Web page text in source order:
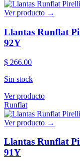
Ver producto →
Llantas Runflat
92Y
$ 266.00
Sin stock
Ver producto
Runflat
Ver producto →
Llantas Runflat
91Y